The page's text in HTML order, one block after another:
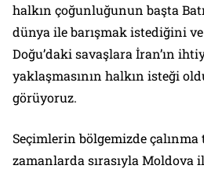
halkın çoğunluğunun başta
dünya ile barışmak istediğini ve
Doğu’daki savaşlara İran’ın
yaklaşmasının halkın isteği
görüyoruz.
Seçimlerin bölgemizde
zamanlarda sırasıyla Moldova